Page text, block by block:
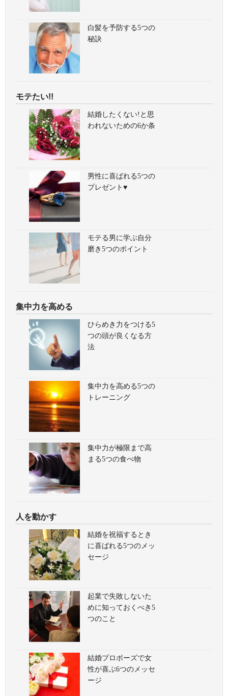
白髪を予防する5つの
秘訣
モテたい!!
結婚したくない!と思
われないための6か条
男性に喜ばれる5つの
プレゼント♥
モテる男に学ぶ自分
磨き5つのポイント
集中力を高める
ひらめき力をつける5
つの頭が良くなる方
法
集中力を高める5つの
トレーニング
集中力が極限まで高
まる5つの食べ物
人を動かす
結婚を祝福するとき
に喜ばれる5つのメッ
セージ
起業で失敗しないた
めに知っておくべき5
つのこと
結婚プロポーズで女
性が喜ぶ6つのメッセ
ージ